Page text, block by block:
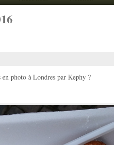
photo à Londres par Kephy ?